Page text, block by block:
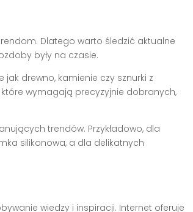
Dlatego warto śledzić aktualne
były na czasie.
drewno, kamienie czy sznurki z
wymagają precyzyjnie dobranych,
trendów. Przykładowo, dla
silikonowa, a dla delikatnych
wiedzy i inspiracji. Internet oferuje